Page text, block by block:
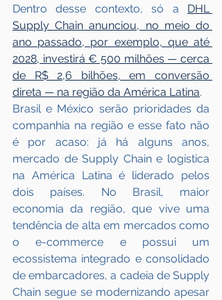
Dentro desse contexto, só a DHL
Supply Chain anunciou, no meio do
ano passado, por exemplo, que até
2028, investirá € 500 milhões — cerca
de R$ 2,6 bilhões, em conversão
direta — na região da América Latina.
Brasil e México serão prioridades da
companhia na região e esse fato não
é por acaso: já há alguns anos,
mercado de Supply Chain e logística
na América Latina é liderado pelos
dois países. No Brasil, maior
economia da região, que vive uma
tendência de alta em mercados como
o e-commerce e possui um
ecossistema integrado e consolidado
de embarcadores, a cadeia de Supply
Chain segue se modernizando apesar